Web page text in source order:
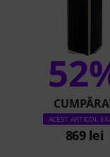
ACEST ARTICOL
869 lei